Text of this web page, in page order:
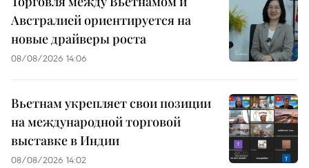
Австралией ориентируется на
новые драйверы роста
08/08/2026 14:06
Вьетнам укрепляет свои позиции
на международной торговой
выставке в Индии
08/08/2026 14:02